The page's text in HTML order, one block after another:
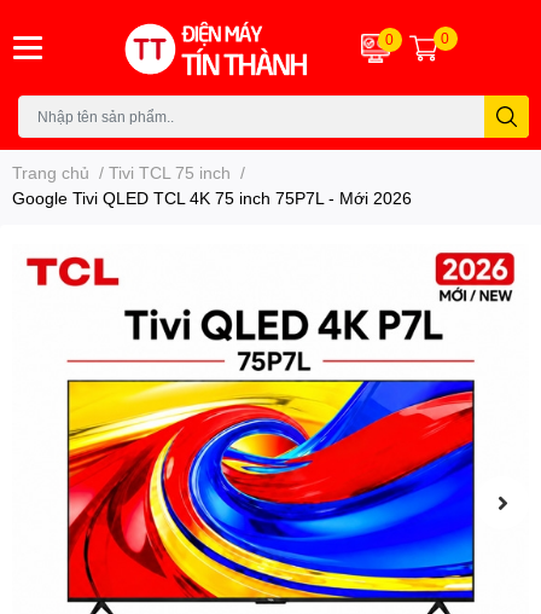
0 0
Trang chủ / Tivi TCL 75 inch /
Google Tivi QLED TCL 4K 75 inch 75P7L - Mới 2026